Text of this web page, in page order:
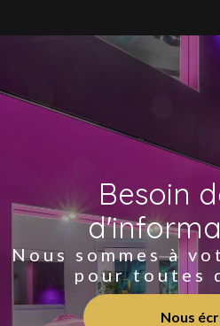
Besoin
Nous sommes à
pour toutes
Nous